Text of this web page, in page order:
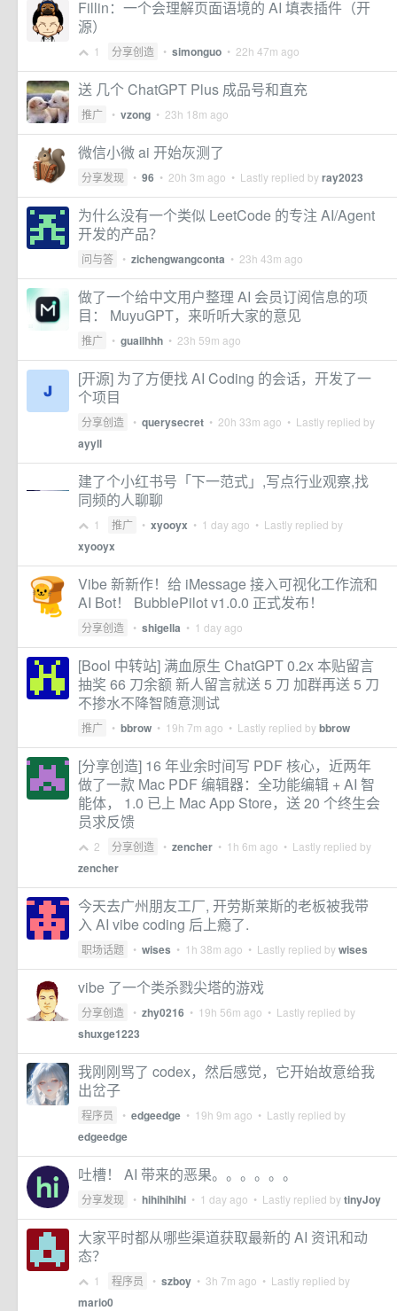
Fillin：一个会理解页面语境的 AI 填表插件（开
源）
1 分享创造 • simonguo • 22h 47m ago
送 几个 ChatGPT Plus 成品号和直充
推广 • vzong • 23h 18m ago
微信小微 ai 开始灰测了
分享发现 • 96 • 20h 3m ago • Lastly replied byray2023
为什么没有一个类似 LeetCode 的专注 AI/Agent
开发的产品？
问与答 • zichengwangconta • 23h 43m ago
做了一个给中文用户整理 AI 会员订阅信息的项
目： MuyuGPT，来听听大家的意见
推广 • guailhhh • 23h 59m ago
[开源] 为了方便找 AI Coding 的会话，开发了一
个项目
分享创造 • querysecret • 20h 33m ago • Lastly replied by
ayyll
建了个小红书号「下一范式」,写点行业观察,找
同频的人聊聊
1 推广 • xyooyx • 1 day ago • Lastly replied by
xyooyx
Vibe 新新作！给 iMessage 接入可视化工作流和
AI Bot！ BubblePilot v1.0.0 正式发布！
分享创造 • shigella • 1 day ago
[Bool 中转站] 满血原生 ChatGPT 0.2x 本贴留言
抽奖 66 刀余额 新人留言就送 5 刀 加群再送 5 刀
不掺水不降智随意测试
推广 • bbrow • 19h 7m ago • Lastly replied bybbrow
[分享创造] 16 年业余时间写 PDF 核心，近两年
做了一款 Mac PDF 编辑器：全功能编辑 + AI 智
能体， 1.0 已上 Mac App Store，送 20 个终生会
员求反馈
2 分享创造 • zencher • 1h 6m ago • Lastly replied by
zencher
今天去广州朋友工厂, 开劳斯莱斯的老板被我带
入 AI vibe coding 后上瘾了.
职场话题 • wises • 1h 38m ago • Lastly replied bywises
vibe 了一个类杀戮尖塔的游戏
分享创造 • zhy0216 • 19h 56m ago • Lastly replied by
shuxge1223
我刚刚骂了 codex，然后感觉，它开始故意给我
出岔子
程序员 • edgeedge • 19h 9m ago • Lastly replied by
edgeedge
吐槽！ AI 带来的恶果。。。。。。
分享发现 • hihihihihi • 1 day ago • Lastly replied bytinyJoy
大家平时都从哪些渠道获取最新的 AI 资讯和动
态？
1 程序员 • szboy • 3h 7m ago • Lastly replied by
mario0